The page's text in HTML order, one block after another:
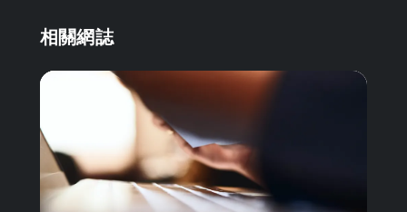
相關網誌